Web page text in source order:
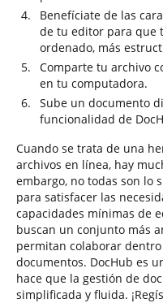
Benefíciate de las
de tu editor para que
ordenado, más
Comparte tu archivo
en tu computadora.
Sube un documento
funcionalidad de
Cuando se trata de una
archivos en línea, hay
embargo, no todas son lo
para satisfacer las
capacidades mínimas de
buscan un conjunto más
permitan colaborar
documentos. DocHub es
hace que la gestión de
simplificada y fluida.